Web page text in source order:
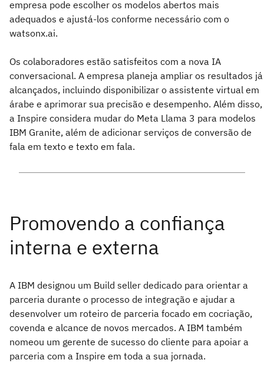
empresa pode escolher os modelos abertos mais
adequados e ajustá-los conforme necessário com o
watsonx.ai.
Os colaboradores estão satisfeitos com a nova IA
conversacional. A empresa planeja ampliar os resultados já
alcançados, incluindo disponibilizar o assistente virtual em
árabe e aprimorar sua precisão e desempenho. Além disso,
a Inspire considera mudar do Meta Llama 3 para modelos
IBM Granite, além de adicionar serviços de conversão de
fala em texto e texto em fala.
A IBM designou um Build seller dedicado para orientar a
parceria durante o processo de integração e ajudar a
desenvolver um roteiro de parceria focado em cocriação,
covenda e alcance de novos mercados. A IBM também
nomeou um gerente de sucesso do cliente para apoiar a
parceria com a Inspire em toda a sua jornada.